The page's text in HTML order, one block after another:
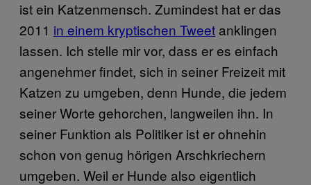
ist ein Katzenmensch. Zumindest hat er das
2011 in einem kryptischen Tweet anklingen
lassen. Ich stelle mir vor, dass er es einfach
angenehmer findet, sich in seiner Freizeit mit
Katzen zu umgeben, denn Hunde, die jedem
seiner Worte gehorchen, langweilen ihn. In
seiner Funktion als Politiker ist er ohnehin
schon von genug hörigen Arschkriechern
umgeben. Weil er Hunde also eigentlich